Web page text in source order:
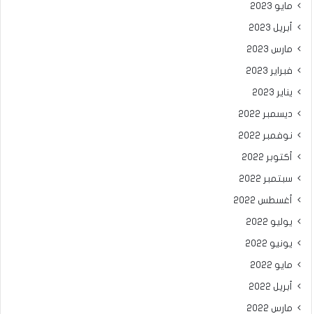
مايو 2023
أبريل 2023
مارس 2023
فبراير 2023
يناير 2023
ديسمبر 2022
نوفمبر 2022
أكتوبر 2022
سبتمبر 2022
أغسطس 2022
يوليو 2022
يونيو 2022
مايو 2022
أبريل 2022
مارس 2022